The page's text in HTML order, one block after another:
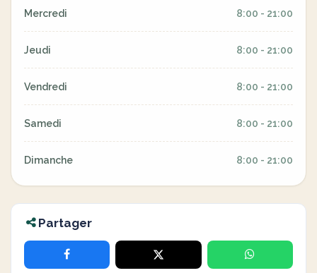
Mercredi 8:00 - 21:00
Jeudi 8:00 - 21:00
Vendredi 8:00 - 21:00
Samedi 8:00 - 21:00
Dimanche 8:00 - 21:00
Partager